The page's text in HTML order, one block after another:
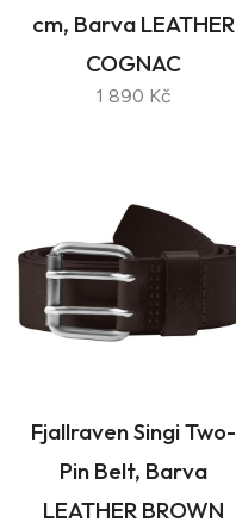
cm, Barva LEATHER
COGNAC
1 890 Kč
Fjallraven Singi Two-
Pin Belt, Barva
LEATHER BROWN